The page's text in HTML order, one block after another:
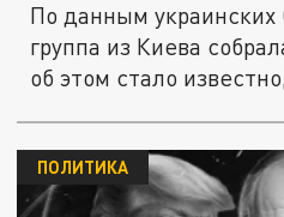
По данным
группа из Киева
об этом стало
ПОЛИТИКА